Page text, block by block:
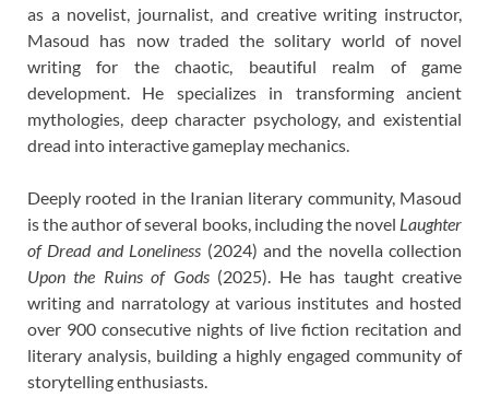
as a novelist, journalist, and creative writing instructor,
Masoud has now traded the solitary world of novel
writing for the chaotic, beautiful realm of game
development. He specializes in transforming ancient
mythologies, deep character psychology, and existential
dread into interactive gameplay mechanics.
Deeply rooted in the Iranian literary community, Masoud
is the author of several books, including the novel Laughter
of Dread and Loneliness (2024) and the novella collection
Upon the Ruins of Gods(2025). He has taught creative
writing and narratology at various institutes and hosted
over 900 consecutive nights of live fiction recitation and
literary analysis, building a highly engaged community of
storytelling enthusiasts.